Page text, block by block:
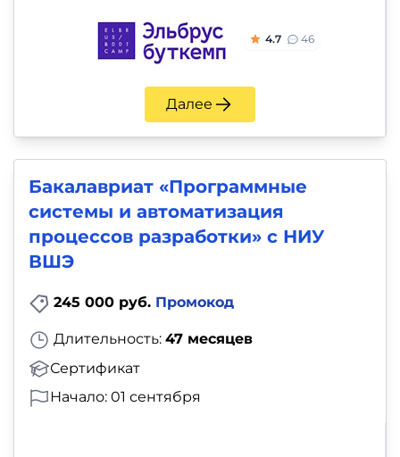
4.7 46
Далее
Бакалавриат «Программные
системы и автоматизация
процессов разработки» с НИУ
ВШЭ
245 000 руб. Промокод
Длительность: 47 месяцев
Сертификат
Начало: 01 сентября